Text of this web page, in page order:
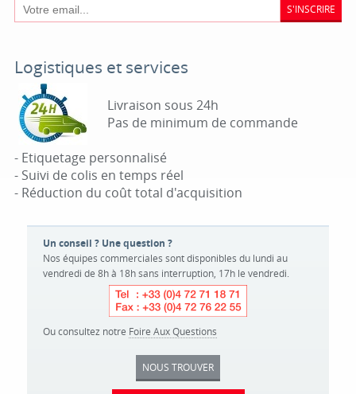
S'INSCRIRE
Logistiques et services
Livraison sous 24h
Pas de minimum de commande
- Etiquetage personnalisé
- Suivi de colis en temps réel
- Réduction du coût total d'acquisition
Un conseil ? Une question ?
Nos équipes commerciales sont disponibles du lundi au
vendredi de 8h à 18h sans interruption, 17h le vendredi.
Ou consultez notre Foire Aux Questions
NOUS TROUVER